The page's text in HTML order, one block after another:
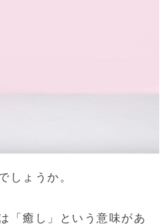
しょうか。
「癒し」という意味があ